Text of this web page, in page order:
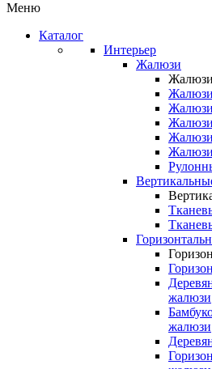
Меню
Каталог
Интерьер
Жалюзи
Жалюзи
Жалюзи
Жалюзи
жалюзи
жалюзи